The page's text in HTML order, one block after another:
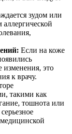
зудом или
Если на коже
изменения, это
к врачу.
такими как
тошнота или